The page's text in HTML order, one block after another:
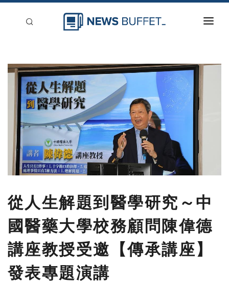
新聞稿分類
登入
刊登
從人生解題到醫學研究～中
國醫藥大學校務顧問陳偉德
講座教授受邀【傳承講座】
發表專題演講